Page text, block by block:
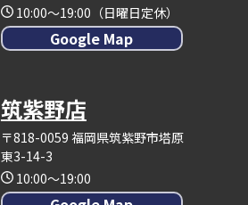
10:00～19:00（日曜日定休）
Google Map
筑紫野店
〒818-0059 福岡県筑紫野市塔原
東3-14-3
10:00～19:00